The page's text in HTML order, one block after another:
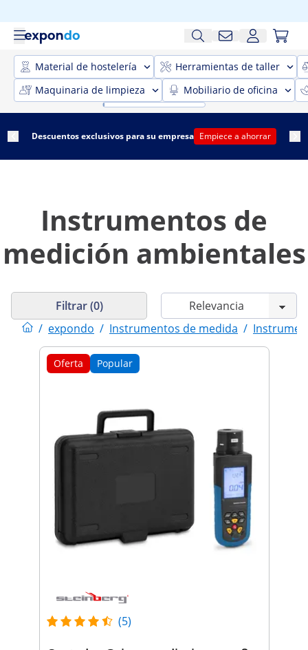
Material de hostelería
Herramientas de taller
Maquinaria de limpieza
Mobiliario de oficina
Descuentos exclusivos para su empresa Empiece a ahorrar
Instrumentos de
medición ambientales
/ expondo / Instrumentos de medida /
Filtrar (0)
Oferta Popular
(5)